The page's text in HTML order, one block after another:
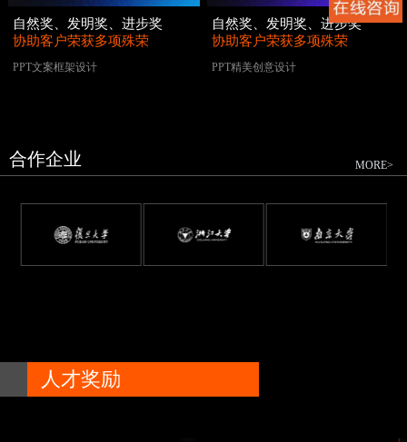
自然奖、发明奖、进步奖
协助客户荣获多项殊荣
PPT文案框架设计
自然奖、发明奖、进步奖
协助客户荣获多项殊荣
PPT精美创意设计
合作企业 MORE>
人才奖励